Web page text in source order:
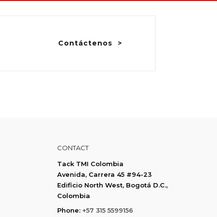
Contáctenos
CONTACT
Tack TMI Colombia
Avenida, Carrera 45 #94-23
Edificio North West, Bogotá D.C.,
Colombia
Phone: +57 315 5599156